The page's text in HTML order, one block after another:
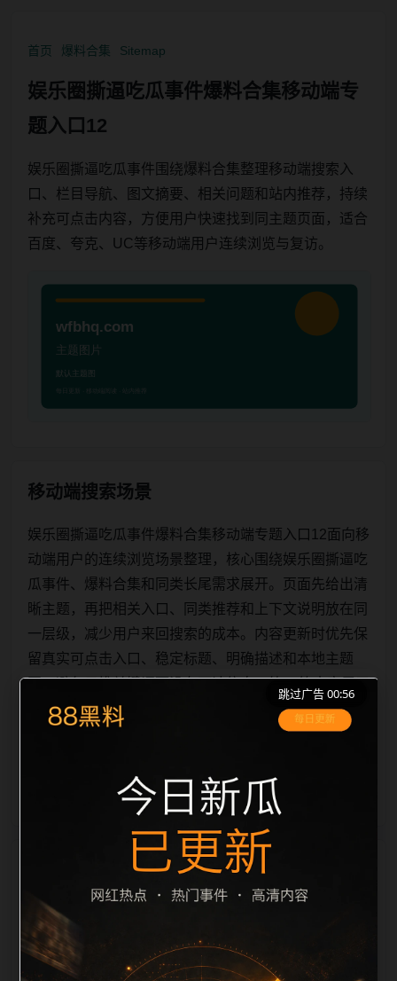
首页 爆料合集 Sitemap
娱乐圈撕逼吃瓜事件爆料合集移动端专
题入口12
娱乐圈撕逼吃瓜事件围绕爆料合集整理移动端搜索入
口、栏目导航、图文摘要、相关问题和站内推荐，持续
补充可点击内容，方便用户快速找到同主题页面，适合
百度、夸克、UC等移动端用户连续浏览与复访。
移动端搜索场景
娱乐圈撕逼吃瓜事件爆料合集移动端专题入口12面向移
动端用户的连续浏览场景整理，核心围绕娱乐圈撕逼吃
瓜事件、爆料合集和同类长尾需求展开。页面先给出清
晰主题，再把相关入口、同类推荐和上下文说明放在同
一层级，减少用户来回搜索的成本。内容更新时优先保
留真实可点击入口、稳定标题、明确描述和本地主题
图，避免只堆关键词而没有可读信息。第12篇内容用于
补齐栏目深度，同时帮助 sitemap、栏目页、首页推荐
形成更自然的内链关系。图片说明统一绑定站点主关键
文、图片 alt、title 之
栏目内容归集
间识别一致主题。后续每日采集时，建议继续执行远程
图片本地化、坏图默认图兜底、标题去重和 description
长度过滤。如果同一主题下有多个相近页面，应通过不
跳过广告 00:56